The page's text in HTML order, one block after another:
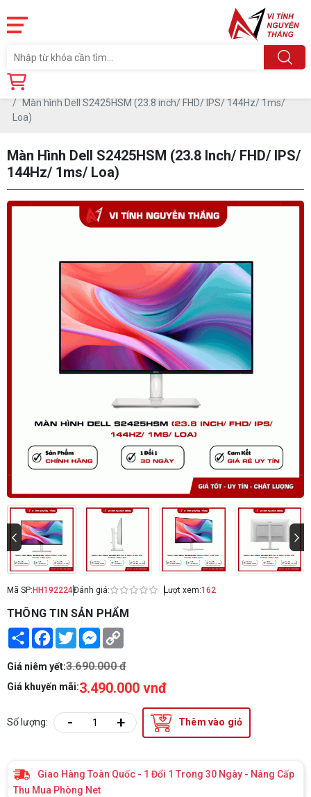
Trang chủ
Màn hình Dell S2425HSM (23.8 inch/ FHD/ IPS/ 144Hz/ 1ms/
Loa)
Màn Hình Dell S2425HSM (23.8 Inch/ FHD/ IPS/
144Hz/ 1ms/ Loa)
Mã SP: HH192224Đánh giá: Lượt xem:162
THÔNG TIN SẢN PHẨM
Share Facebook
TwitterMessenger
Giá niêm yết:3.690.000 đ
Giá khuyến mãi:3.490.000 vnđ
Số lượng: - + Thêm vào giỏ
Giao Hàng Toàn Quốc - 1 Đổi 1 Trong 30 Ngày - Nâng Cấp
Thu Mua Phòng Net